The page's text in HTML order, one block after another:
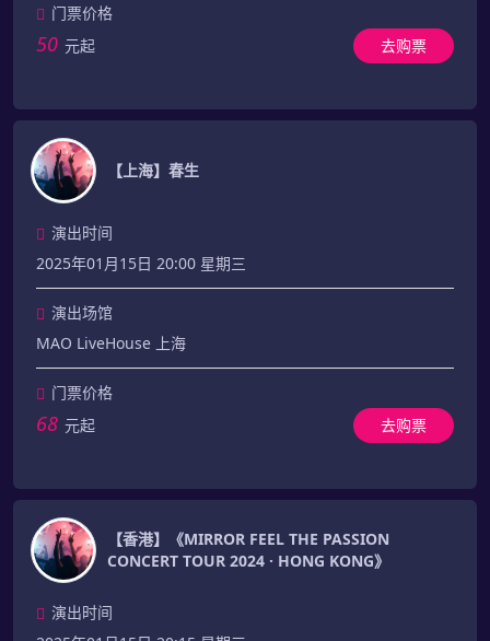
门票价格
50 元起 去购票
【上海】春生
演出时间
2025年01月15日 20:00 星期三
演出场馆
MAO LiveHouse 上海
门票价格
68 元起 去购票
【香港】《MIRROR FEEL THE PASSION
CONCERT TOUR 2024 · HONG KONG》
演出时间